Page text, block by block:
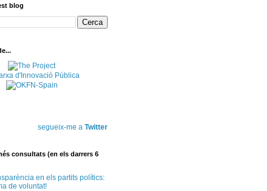
blog
segueix-me a Twitter
consultats (en els darrers 6
en els partits polítics:
de voluntat!